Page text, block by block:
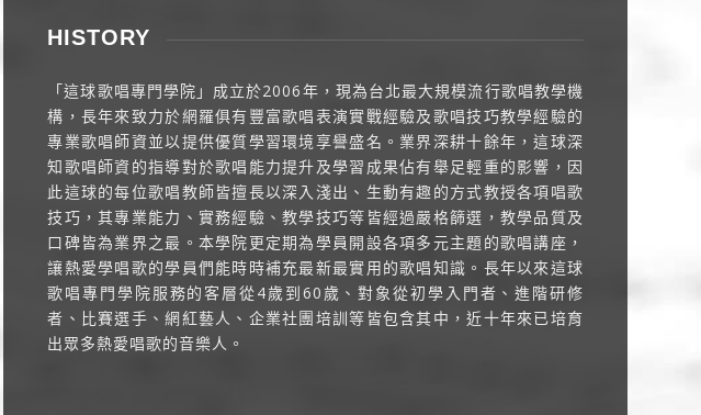
HISTORY
「這球歌唱專門學院」成立於2006年，現為台北最大規模流行歌唱教學機
構，長年來致力於網羅俱有豐富歌唱表演實戰經驗及歌唱技巧教學經驗的
專業歌唱師資並以提供優質學習環境享譽盛名。業界深耕十餘年，這球深
知歌唱師資的指導對於歌唱能力提升及學習成果佔有舉足輕重的影響，因
此這球的每位歌唱教師皆擅長以深入淺出、生動有趣的方式教授各項唱歌
技巧，其專業能力、實務經驗、教學技巧等皆經過嚴格篩選，教學品質及
口碑皆為業界之最。本學院更定期為學員開設各項多元主題的歌唱講座，
讓熱愛學唱歌的學員們能時時補充最新最實用的歌唱知識。長年以來這球
歌唱專門學院服務的客層從4歲到60歲、對象從初學入門者、進階研修
者、比賽選手、網紅藝人、企業社團培訓等皆包含其中，近十年來已培育
出眾多熱愛唱歌的音樂人。